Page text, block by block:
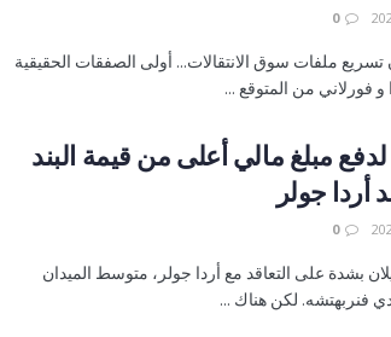
0
ملفات سوق الانتقالات... أولى الصفقات الحقيقية
و فورلاني من المتوقع ...
مبلغ مالي أعلى من قيمة البند
جولر
0
بشدة على التعاقد مع أردا جولر، متوسط الميدان
فنربهتشه. لكن هناك ...